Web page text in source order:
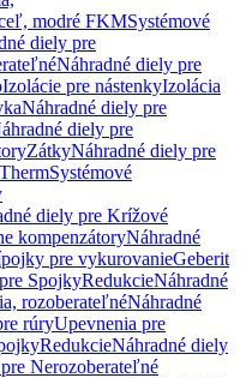
modré FKMSystémové
diely pre
Náhradné diely pre
Izolácie pre nástenkyIzolácia
Náhradné diely pre
diely pre
ZátkyNáhradné diely pre
Systémové
diely pre Krížové
kompenzátoryNáhradné
pre vykurovanieGeberit
SpojkyRedukcieNáhradné
rozoberateľnéNáhradné
rúryUpevnenia pre
RedukcieNáhradné diely
Nerozoberateľné